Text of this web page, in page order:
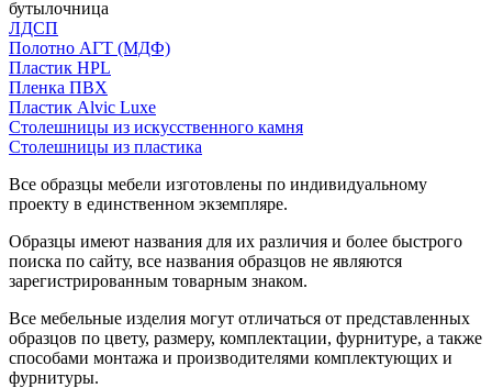
бутылочница
ЛДСП
Полотно АГТ (МДФ)
Пластик HPL
Пленка ПВХ
Пластик Alvic Luxe
Столешницы из искусственного камня
Столешницы из пластика
Все образцы мебели изготовлены по индивидуальному
проекту в единственном экземпляре.
Образцы имеют названия для их различия и более быстрого
поиска по сайту, все названия образцов не являются
зарегистрированным товарным знаком.
Все мебельные изделия могут отличаться от представленных
образцов по цвету, размеру, комплектации, фурнитуре, а также
способами монтажа и производителями комплектующих и
фурнитуры.